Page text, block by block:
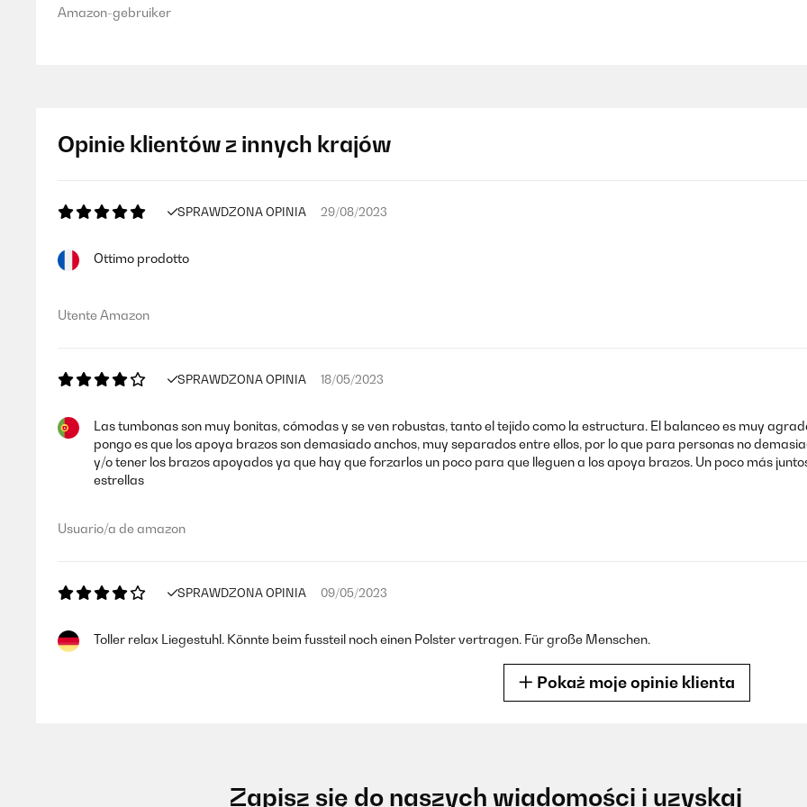
Amazon-gebruiker
Opinie klientów z innych krajów
SPRAWDZONA OPINIA 29/08/2023
Ottimo prodotto
Utente Amazon
SPRAWDZONA OPINIA 18/05/2023
Las tumbonas son muy bonitas, cómodas y se ven robustas, tanto el tejido como la estructura. El balanceo es muy
pongo es que los apoya brazos son demasiado anchos, muy separados entre ellos, por lo que para personas no
y/o tener los brazos apoyados ya que hay que forzarlos un poco para que lleguen a los apoya brazos. Un poco más
estrellas
Usuario/a de amazon
SPRAWDZONA OPINIA 09/05/2023
Toller relax Liegestuhl. Könnte beim fussteil noch einen Polster vertragen. Für große Menschen.
Pokaż moje opinie klienta
Zapisz się do naszych wiadomości i uzyskaj